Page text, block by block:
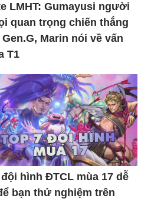
LMHT: Gumayusi người
quan trọng chiến thắng
Marin nói về vấn
T1
hình ĐTCL mùa 17 dễ
bạn thử nghiệm trên